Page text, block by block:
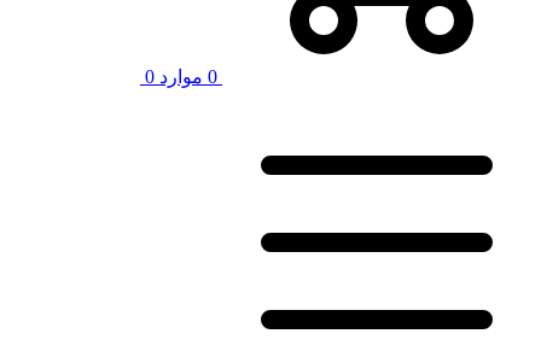
0 موارد 0